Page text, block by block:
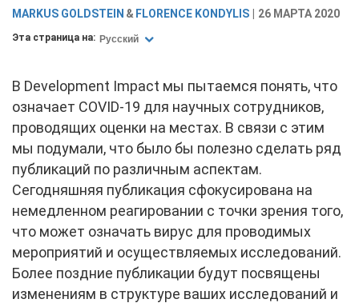
MARKUS GOLDSTEIN FLORENCE KONDYLIS 26 МАРТА 2020
Эта страница на: Русский
В Development Impact мы пытаемся понять, что
означает COVID-19 для научных сотрудников,
проводящих оценки на местах. В связи с этим
мы подумали, что было бы полезно сделать ряд
публикаций по различным аспектам.
Сегодняшняя публикация сфокусирована на
немедленном реагировании с точки зрения того,
что может означать вирус для проводимых
мероприятий и осуществляемых исследований.
Более поздние публикации будут посвящены
изменениям в структуре ваших исследований и